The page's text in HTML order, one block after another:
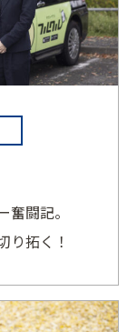
闘記。
り拓く！